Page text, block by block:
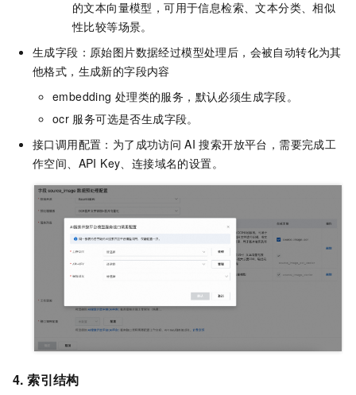
的文本向量模型，可用于信息检索、文本分类、相似
性比较等场景。
生成字段：原始图片数据经过模型处理后，会被自动转化为其
他格式，生成新的字段内容
embedding 处理类的服务，默认必须生成字段。
ocr 服务可选是否生成字段。
接口调用配置：为了成功访问 AI 搜索开放平台，需要完成工
作空间、API Key、连接域名的设置。
4. 索引结构